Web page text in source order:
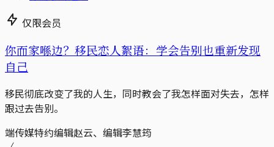
仅限会员
你而家喺边？移民恋人絮语：学会告别也重新发现
自己
移民彻底改变了我的人生，同时教会了我怎样面对失去，怎样
跟过去告别。
端传媒特约编辑赵云、编辑李慧筠